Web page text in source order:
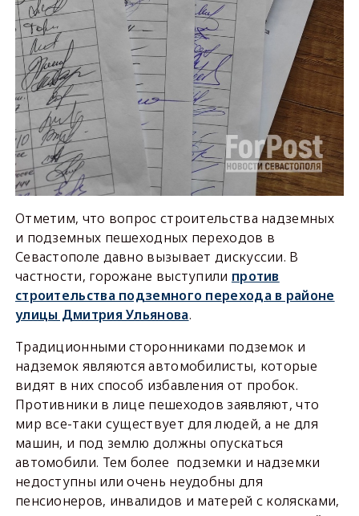
Отметим, что вопрос строительства надземных
и подземных пешеходных переходов в
Севастополе давно вызывает дискуссии. В
частности, горожане выступили против
строительства подземного перехода в районе
улицы Дмитрия Ульянова.
Традиционными сторонниками подземок и
надземок являются автомобилисты, которые
видят в них способ избавления от пробок.
Противники в лице пешеходов заявляют, что
мир все-таки существует для людей, а не для
машин, и под землю должны опускаться
автомобили. Тем более подземки и надземки
недоступны или очень неудобны для
пенсионеров, инвалидов и матерей с колясками,